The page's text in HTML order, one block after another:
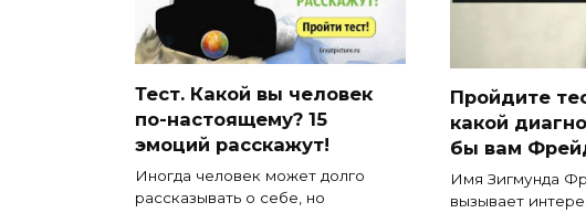
Тест. Какой вы человек
по-настоящему? 15
эмоций расскажут!
Иногда человек может долго
рассказывать о себе, но
Пройдите
какой
бы вам
Имя Зигмунда
вызывает